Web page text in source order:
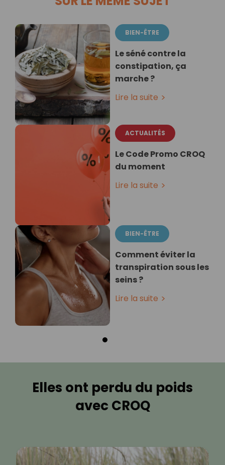
BIEN-ÊTRE
Le séné contre la
constipation, ça
marche ?
Lire la suite
ACTUALITÉS
Le Code Promo CROQ
du moment
Lire la suite
BIEN-ÊTRE
Comment éviter la
transpiration sous les
seins ?
Lire la suite
Elles ont perdu du poids
avec CROQ